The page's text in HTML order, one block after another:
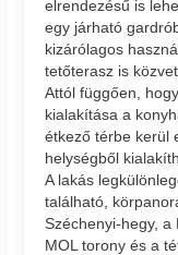
elrendezésű is
egy járható
kizárólagos
tetőterasz is
Attól függően,
kialakítása a
étkező térbe kerül
helységből
A lakás
található,
Széchenyi-hegy,
MOL torony és a